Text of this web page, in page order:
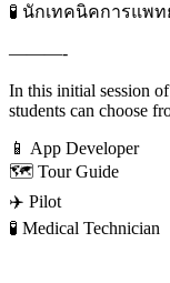
🧪 นักเทคนิคการแพท
———-
In this initial session
students can choose
📱 App Developer
🗺️ Tour Guide
✈️ Pilot
🧪 Medical Technician